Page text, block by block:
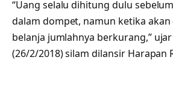
“Uang selalu dihitung dulu
dalam dompet, namun ketika
belanja jumlahnya berkurang,” ujar
(26/2/2018) silam dilansir Harapan